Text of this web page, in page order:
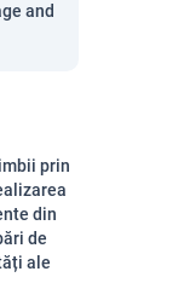
and
prin
din
de
ale